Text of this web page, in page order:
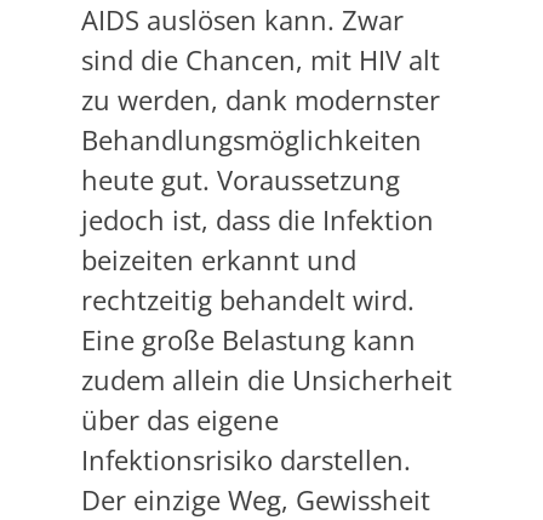
AIDS auslösen kann. Zwar
sind die Chancen, mit HIV alt
zu werden, dank modernster
Behandlungsmöglichkeiten
heute gut. Voraussetzung
jedoch ist, dass die Infektion
beizeiten erkannt und
rechtzeitig behandelt wird.
Eine große Belastung kann
zudem allein die Unsicherheit
über das eigene
Infektionsrisiko darstellen.
Der einzige Weg, Gewissheit